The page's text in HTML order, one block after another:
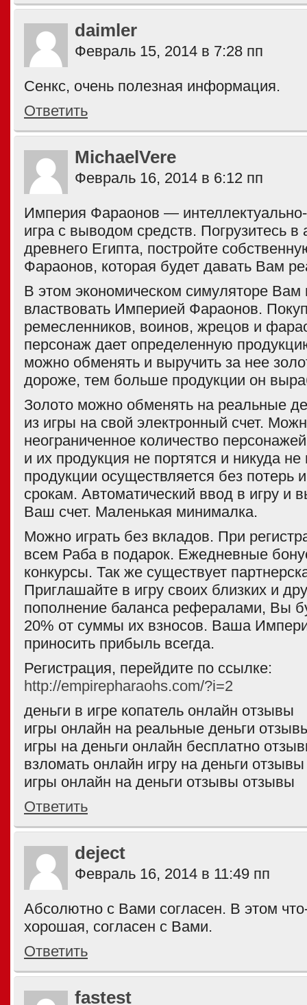
daimler
Февраль 15, 2014 в 7:28 пп
Сенкс, очень полезная информация.
Ответить
MichaelVere
Февраль 16, 2014 в 6:12 пп
Империя Фараонов —
игра с выводом средств. Погрузитесь
древнего Египта, постройте
Фараонов, которая будет давать Вам
В этом экономическом симуляторе Вам
властвовать Империей Фараонов.
ремесленников, воинов, жрецов и
персонаж дает определенную
можно обменять и выручить за нее
дороже, тем больше продукции он
Золото можно обменять на реальные
из игры на свой электронный счет.
неограниченное количество
и их продукция не портятся и никуда
продукции осуществляется без потерь
срокам. Автоматический ввод в игру и
Ваш счет. Маленькая минималка.
Можно играть без вкладов. При
всем Раба в подарок. Ежедневные
конкурсы. Так же существует
Приглашайте в игру своих близких и
пополнение баланса рефералами, Вы
20% от суммы их взносов. Ваша
приносить прибыль всегда.
Регистрация, перейдите по ссылке:
http://empirepharaohs.com/?i=2
деньги в игре копатель онлайн отзывы
игры онлайн на реальные деньги
игры на деньги онлайн бесплатно
взломать онлайн игру на деньги отзывы
игры онлайн на деньги отзывы отзывы
Ответить
deject
Февраль 16, 2014 в 11:49 пп
Абсолютно с Вами согласен. В этом
хорошая, согласен с Вами.
Ответить
fastest